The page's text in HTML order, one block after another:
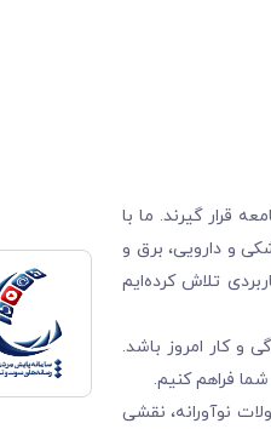
قرار گیرند. ما با
و دارویی، برق و
تلاش کرده‌ایم
و کار امروز باشد.
فراهم کنیم.
نوآورانه، نقشی